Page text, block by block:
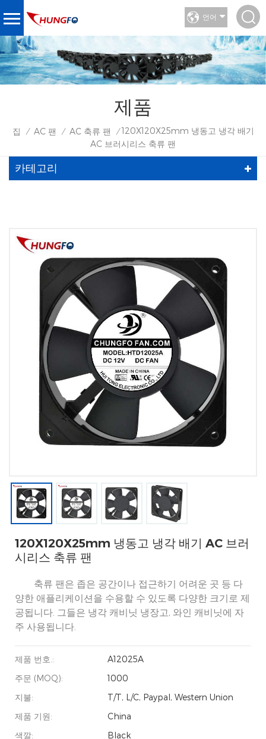
언어
제품
집 / AC 팬 / AC 축류 팬 / 120X120X25mm 냉동고 냉각 배기
AC 브러시리스 축류 팬
카테고리
120X120X25mm 냉동고 냉각 배기 AC 브러
시리스 축류 팬
축류 팬은 좁은 공간이나 접근하기 어려운 곳 등 다
양한 애플리케이션을 수용할 수 있도록 다양한 크기로 제
공됩니다. 그들은 냉각 캐비닛 냉장고, 와인 캐비닛에 자
주 사용됩니다.
제품 번호.:
A12025A
주문 (MOQ):
1000
지불:
T/T, L/C, Paypal, Western Union
제품 기원:
China
색깔:
Black